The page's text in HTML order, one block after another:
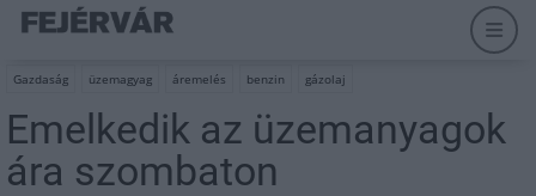
Gazdaság üzemagyag áremelés benzin gázolaj
Emelkedik az üzemanyagok
ára szombaton